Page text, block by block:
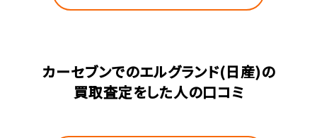
カーセブンでのエルグランド(日産)の
買取査定をした人の口コミ